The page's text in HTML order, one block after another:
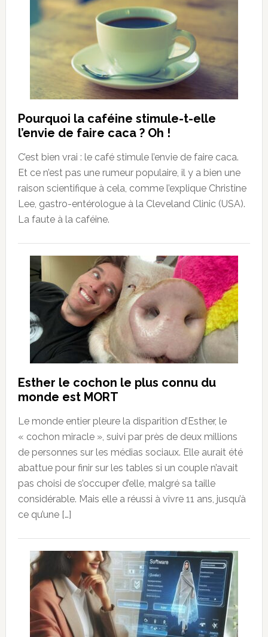
Pourquoi la caféine stimule-t-elle
l’envie de faire caca ? Oh !
C’est bien vrai : le café stimule l’envie de faire caca.
Et ce n’est pas une rumeur populaire, il y a bien une
raison scientifique à cela, comme l’explique Christine
Lee, gastro-entérologue à la Cleveland Clinic (USA).
La faute à la caféine.
Esther le cochon le plus connu du
monde est MORT
Le monde entier pleure la disparition d’Esther, le
« cochon miracle », suivi par près de deux millions
de personnes sur les médias sociaux. Elle aurait été
abattue pour finir sur les tables si un couple n’avait
pas choisi de s’occuper d’elle, malgré sa taille
considérable. Mais elle a réussi à vivre 11 ans, jusqu’à
ce qu’une […]